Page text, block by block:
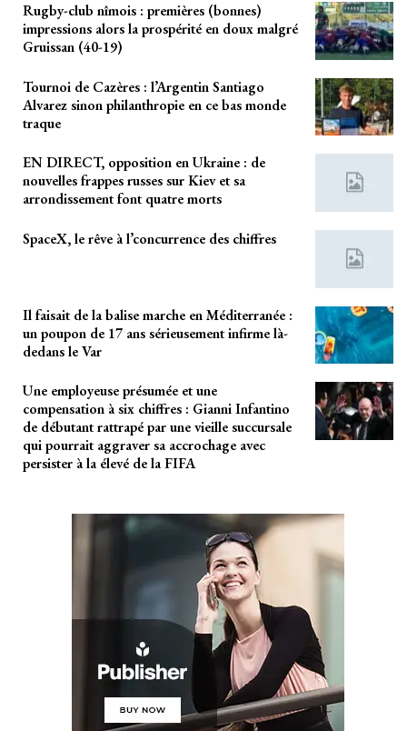
Rugby-club nîmois : premières (bonnes)
impressions alors la prospérité en doux malgré
Gruissan (40-19)
Tournoi de Cazères : l’Argentin Santiago
Alvarez sinon philanthropie en ce bas monde
traque
EN DIRECT, opposition en Ukraine : de
nouvelles frappes russes sur Kiev et sa
arrondissement font quatre morts
SpaceX, le rêve à l’concurrence des chiffres
Il faisait de la balise marche en Méditerranée :
un poupon de 17 ans sérieusement infirme là-
dedans le Var
Une employeuse présumée et une
compensation à six chiffres : Gianni Infantino
de débutant rattrapé par une vieille succursale
qui pourrait aggraver sa accrochage avec
persister à la élevé de la FIFA